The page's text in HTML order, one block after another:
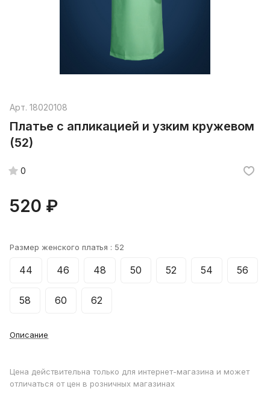
Арт. 18020108
Платье с апликацией и узким кружевом
(52)
0
520 ₽
Размер женского платья : 52
44 46 48 50 52 54 56
58 60 62
Описание
Цена действительна только для интернет-магазина и может
отличаться от цен в розничных магазинах